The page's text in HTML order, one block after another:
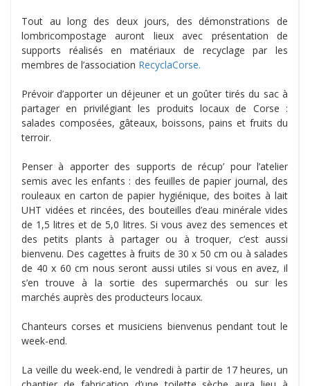
Tout au long des deux jours, des démonstrations de
lombricompostage auront lieux avec présentation de
supports réalisés en matériaux de recyclage par les
membres de l’association RecyclaCorse.
Prévoir d’apporter un déjeuner et un goûter tirés du sac à
partager en privilégiant les produits locaux de Corse :
salades composées, gâteaux, boissons, pains et fruits du
terroir.
Penser à apporter des supports de récup’ pour l’atelier
semis avec les enfants : des feuilles de papier journal, des
rouleaux en carton de papier hygiénique, des boites à lait
UHT vidées et rincées, des bouteilles d’eau minérale vides
de 1,5 litres et de 5,0 litres. Si vous avez des semences et
des petits plants à partager ou à troquer, c’est aussi
bienvenu. Des cagettes à fruits de 30 x 50 cm ou à salades
de 40 x 60 cm nous seront aussi utiles si vous en avez, il
s’en trouve à la sortie des supermarchés ou sur les
marchés auprès des producteurs locaux.
Chanteurs corses et musiciens bienvenus pendant tout le
week-end.
La veille du week-end, le vendredi à partir de 17 heures, un